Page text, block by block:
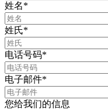
姓名*
姓氏*
电话号码*
电子邮件*
您给我们的信息